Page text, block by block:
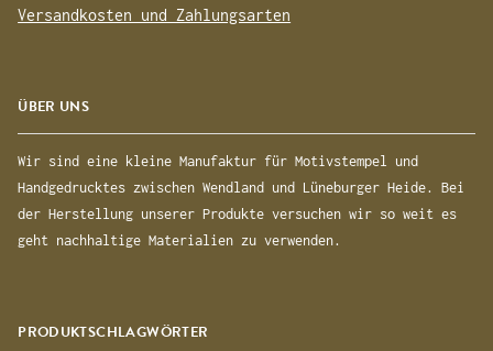
Versandkosten und Zahlungsarten
ÜBER UNS
Wir sind eine kleine Manufaktur für Motivstempel und
Handgedrucktes zwischen Wendland und Lüneburger Heide. Bei
der Herstellung unserer Produkte versuchen wir so weit es
geht nachhaltige Materialien zu verwenden.
PRODUKTSCHLAGWÖRTER